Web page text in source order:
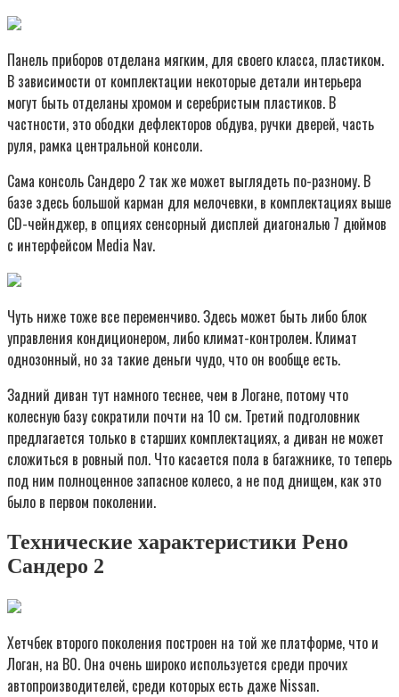
Панель приборов отделана мягким, для своего класса, пластиком.
В зависимости от комплектации некоторые детали интерьера
могут быть отделаны хромом и серебристым пластиков. В
частности, это ободки дефлекторов обдува, ручки дверей, часть
руля, рамка центральной консоли.
Сама консоль Сандеро 2 так же может выглядеть по-разному. В
базе здесь большой карман для мелочевки, в комплектациях выше
CD-чейнджер, в опциях сенсорный дисплей диагональю 7 дюймов
с интерфейсом Media Nav.
Чуть ниже тоже все переменчиво. Здесь может быть либо блок
управления кондиционером, либо климат-контролем. Климат
однозонный, но за такие деньги чудо, что он вообще есть.
Задний диван тут намного теснее, чем в Логане, потому что
колесную базу сократили почти на 10 см. Третий подголовник
предлагается только в старших комплектациях, а диван не может
сложиться в ровный пол. Что касается пола в багажнике, то теперь
под ним полноценное запасное колесо, а не под днищем, как это
было в первом поколении.
Технические характеристики Рено
Сандеро 2
Хетчбек второго поколения построен на той же платформе, что и
Логан, на B0. Она очень широко используется среди прочих
автопроизводителей, среди которых есть даже Nissan.